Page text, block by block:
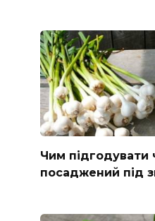
Чим підгодувати
посаджений під